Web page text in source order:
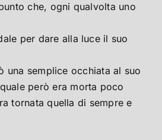
che, ogni qualvolta uno
per dare alla luce il suo
una semplice occhiata al suo
però era morta poco
tornata quella di sempre e